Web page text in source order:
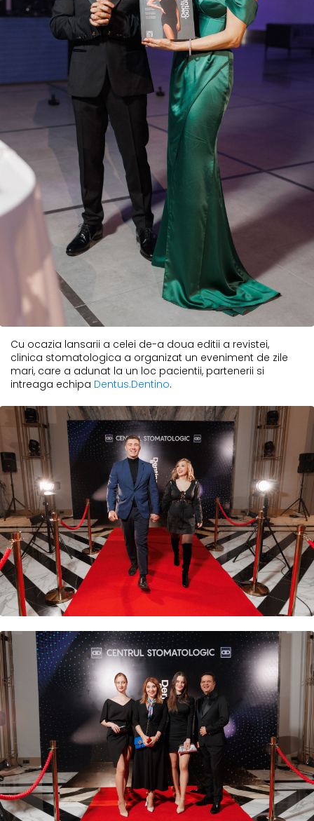
Cu ocazia lansarii a celei de-a doua editii a revistei,
clinica stomatologica a organizat un eveniment de zile
mari, care a adunat la un loc pacientii, partenerii si
intreaga echipa Dentus.Dentino.